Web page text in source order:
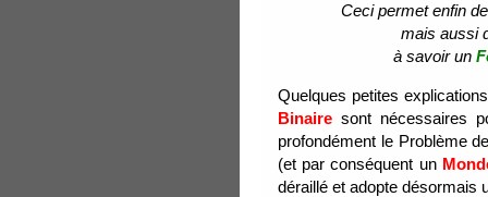
Ceci permet enfin
mais aussi
à savoir un
Quelques petites
Binaire sont nécessaires
profondément le Problème
(et par conséquent un
déraillé et adopte désormais